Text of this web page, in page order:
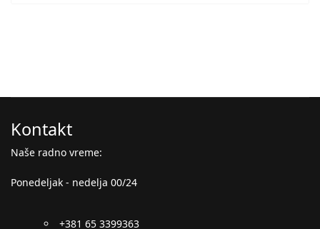
Kontakt
Naše radno vreme:
Ponedeljak - nedelja 00/24
+381 65 3399363